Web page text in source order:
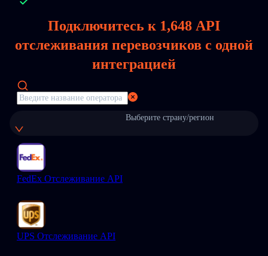
Подключитесь к 1,648 API
отслеживания перевозчиков с одной
интеграцией
Выберите страну/регион
FedEx Отслеживание API
UPS Отслеживание API